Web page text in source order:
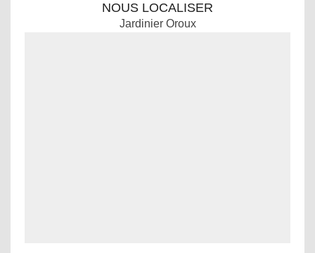
NOUS LOCALISER
Jardinier Oroux